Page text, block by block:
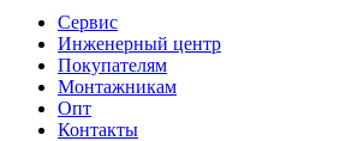
Сервис
Инженерный центр
Покупателям
Монтажникам
Опт
Контакты